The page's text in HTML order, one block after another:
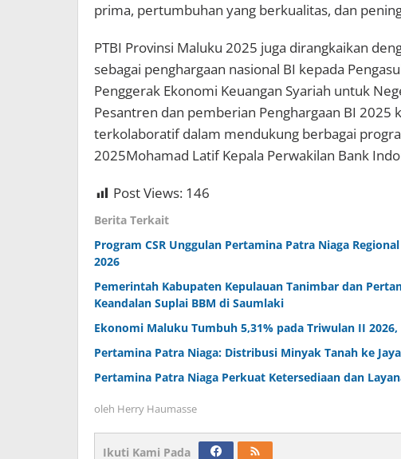
prima, pertumbuhan yang berkualitas, dan
PTBI Provinsi Maluku 2025 juga dirangkaikan
sebagai penghargaan nasional BI kepada
Penggerak Ekonomi Keuangan Syariah untuk
Pesantren dan pemberian Penghargaan BI 2025
terkolaboratif dalam mendukung berbagai
2025Mohamad Latif Kepala Perwakilan Bank
Post Views: 146
Berita Terkait
Program CSR Unggulan Pertamina Patra Niaga
2026
Pemerintah Kabupaten Kepulauan Tanimbar dan
Keandalan Suplai BBM di Saumlaki
Ekonomi Maluku Tumbuh 5,31% pada Triwulan II
Pertamina Patra Niaga: Distribusi Minyak Tanah ke
Pertamina Patra Niaga Perkuat Ketersediaan dan
oleh Herry Haumasse
Ikuti Kami Pada